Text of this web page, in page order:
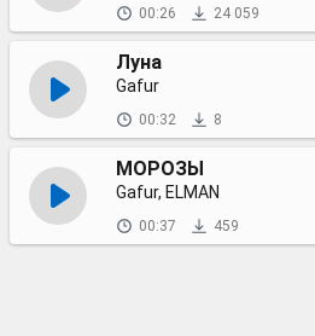
00:26 24 059
Луна
Gafur
00:32 8
МОРОЗЫ
Gafur, ELMAN
00:37 459